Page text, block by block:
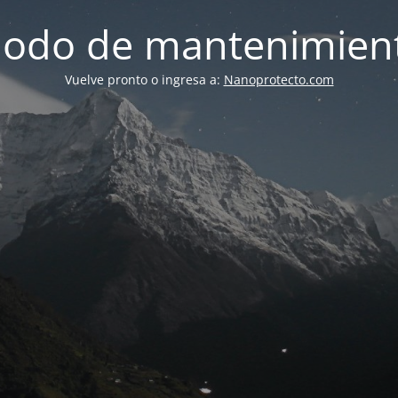
de
Vuelve pronto o ingresa a: Nanoprotecto.com